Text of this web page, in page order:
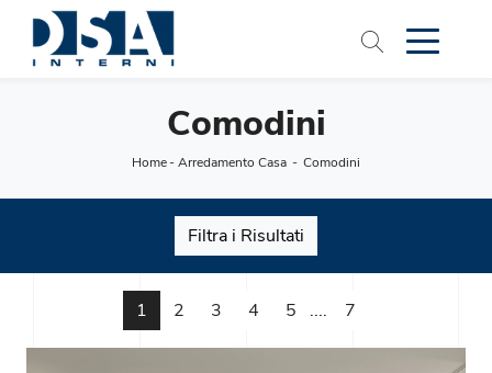
Comodini
Home-Arredamento Casa - Comodini
Filtra i Risultati
1 2 3 4 5 .... 7